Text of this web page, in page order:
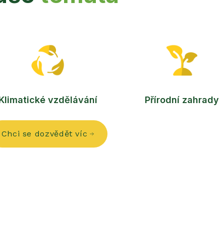
vzdělávání Přírodní zahrady
Chci se dozvědět víc